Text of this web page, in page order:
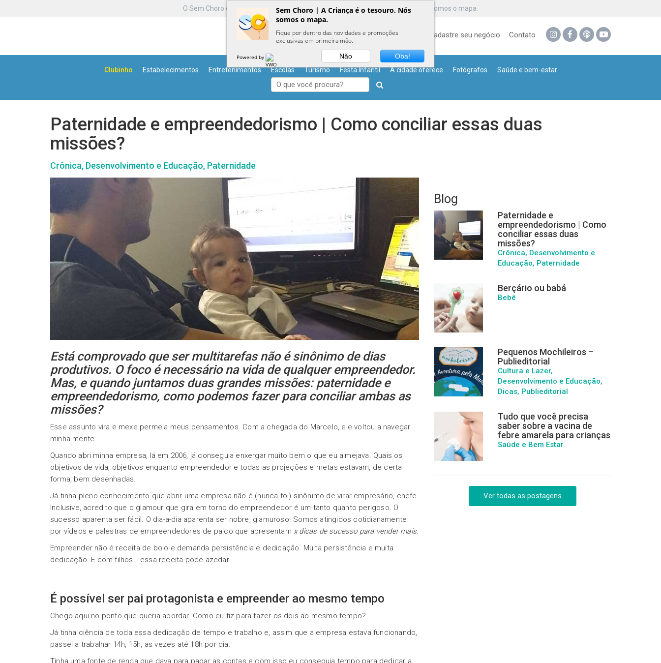
O Sem Choro é um Guia Infantilvoltado para os pais. A Criança é o tesouro. Nós somos o mapa.
Home O que é? Blog PodCast Cadastre seu negócio Contato
Clubinho Estabelecimentos Entretenimentos Escolas Turismo Festa Infantil A cidade oferece Fotógrafos Saúde e bem-estar
Paternidade e empreendedorismo | Como conciliar essas duas
missões?
Crônica, Desenvolvimento e Educação, Paternidade
Está comprovado que ser multitarefas não é sinônimo de dias
produtivos. O foco é necessário na vida de qualquer empreendedor.
Mas, e quando juntamos duas grandes missões: paternidade e
empreendedorismo, como podemos fazer para conciliar ambas as
missões?
Esse assunto vira e mexe permeia meus pensamentos. Com a chegada do Marcelo, ele voltou a navegar
minha mente.
Quando abri minha empresa, lá em 2006, já conseguia enxergar muito bem o que eu almejava. Quais os
objetivos de vida, objetivos enquanto empreendedor e todas as projeções e metas estavam, de certa
forma, bem desenhadas.
Já tinha pleno conhecimento que abrir uma empresa não é (nunca foi) sinônimo de virar empresário, chefe.
Inclusive, acredito que o glamour que gira em torno do empreendedor é um tanto quanto perigoso. O
sucesso aparenta ser fácil. O dia-a-dia aparenta ser nobre, glamuroso. Somos atingidos cotidianamente
por vídeos e palestras de empreendedores de palco que apresentamx dicas de sucesso para vender mais.
Empreender não é receita de bolo e demanda persistência e dedicação. Muita persistência e muita
dedicação. E com filhos… essa receita pode azedar.
É possível ser pai protagonista e empreender ao mesmo tempo
Chego aqui no ponto que queria abordar: Como eu fiz para fazer os dois ao mesmo tempo?
Já tinha ciência de toda essa dedicação de tempo e trabalho e, assim que a empresa estava funcionando,
passei a trabalhar 14h, 15h, as vezes até 18h por dia.
Tinha uma fonte de renda que dava para pagar as contas e com isso eu conseguia tempo para dedicar a
Blog
Paternidade e
empreendedorismo | Como
conciliar essas duas
missões?
Crônica, Desenvolvimento e
Educação, Paternidade
Berçário ou babá
Bebê
Pequenos Mochileiros –
Publieditorial
Cultura e Lazer,
Desenvolvimento e Educação,
Dicas, Publieditorial
Tudo que você precisa
saber sobre a vacina de
febre amarela para crianças
Saúde e Bem Estar
Ver todas as postagens
Sem Choro | A Criança é o tesouro. Nós
somos o mapa.
Fique por dentro das novidades e promoções
exclusivas em primeira mão.
Powered by Não Oba!